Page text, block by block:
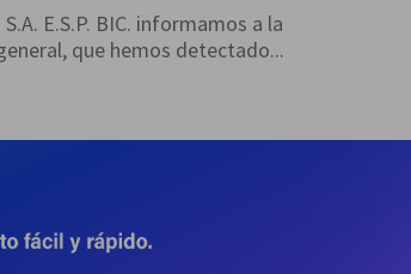
sobre posibles
procesos de
E.S.P. BIC. informamos a la
que hemos detectado...